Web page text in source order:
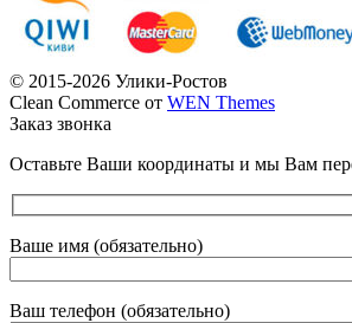
© 2015-2026 Улики-Ростов
Clean Commerce от WEN Themes
Заказ звонка
Оставьте Ваши координаты и мы Вам
Ваше имя (обязательно)
Ваш телефон (обязательно)